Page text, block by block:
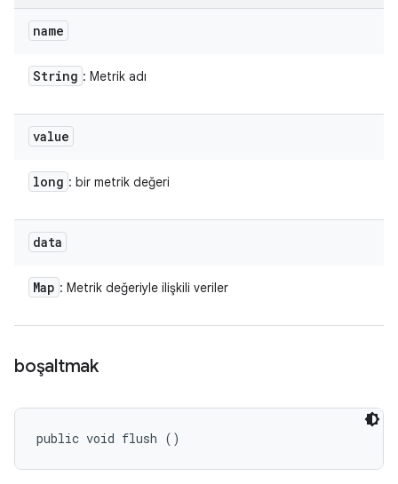
name
String : Metrik adı
value
long : bir metrik değeri
data
Map : Metrik değeriyle ilişkili veriler
boşaltmak
public void flush ()